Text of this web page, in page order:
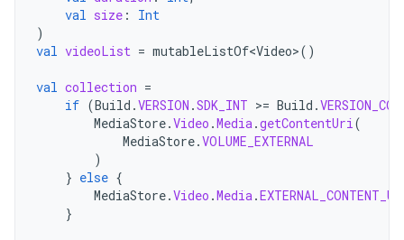
val size :
Int
)
val videoList = mutableListOf<Video>()
val collection =
if (Build .VERSION .SDK_INT >= Build .
MediaStore.Video .Media.getContentUri(
MediaStore.VOLUME_EXTERNAL
)
} else {
MediaStore.Video .Media.
}